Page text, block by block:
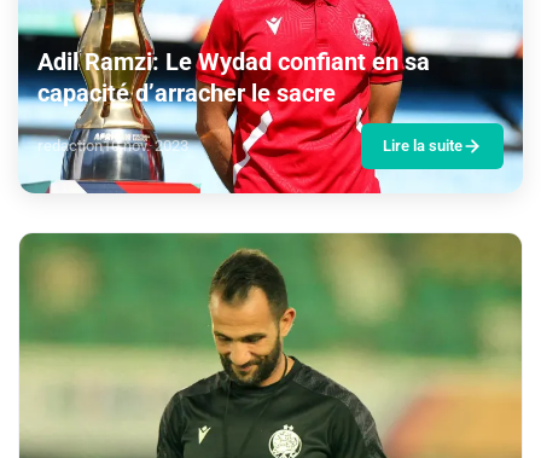
Adil Ramzi: Le Wydad confiant en sa
capacité d’arracher le sacre
redaction10 nov. 2023 Lire la suite